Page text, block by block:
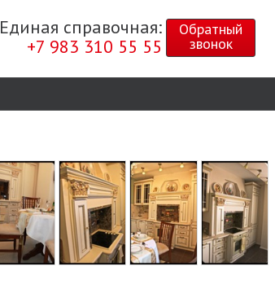
Обратный
звонок
Единая справочная:
+7 983 310 55 55